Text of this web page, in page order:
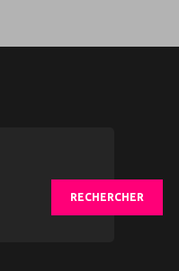
RECHERCHER